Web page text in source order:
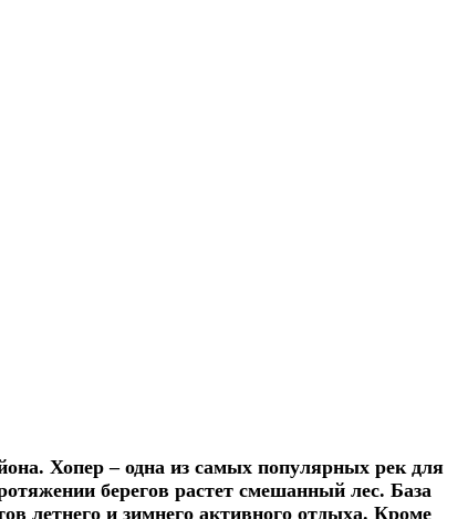
Хопер – одна из самых популярных рек для
берегов растет смешанный лес. База
летнего и зимнего активного отдыха. Кроме